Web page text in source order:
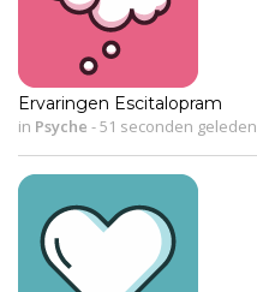
Ervaringen Escitalopram
in Psyche -51 seconden geleden